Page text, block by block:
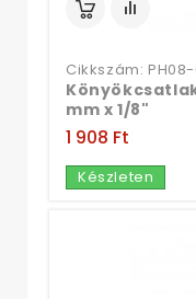
Cikkszám: PH08-
mm x 1/8"
1 908 Ft‎
Készleten